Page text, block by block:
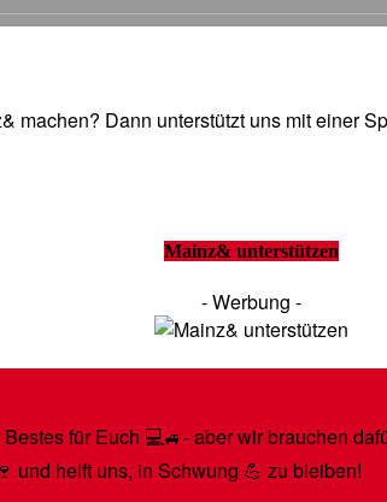
machen? Dann unterstützt uns mit einer
Mainz& unterstützen
- Werbung -
für Euch 💻🚙- aber wir brauchen
und helft uns, in Schwung 💪 zu bleiben!